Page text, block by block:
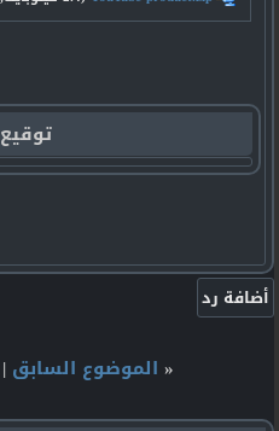
توقيع VIP
« الموضوع السابق |